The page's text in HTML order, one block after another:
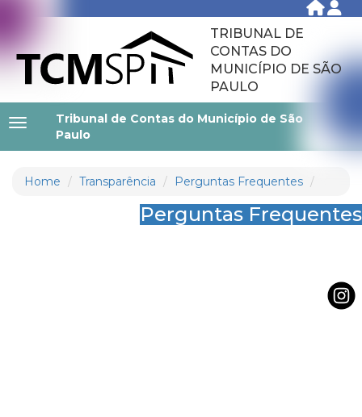
TRIBUNAL DE
CONTAS DO
MUNICÍPIO DE SÃO
PAULO
Tribunal de Contas do Município de São
Paulo
Home Transparência Perguntas Frequentes
Perguntas Frequentes